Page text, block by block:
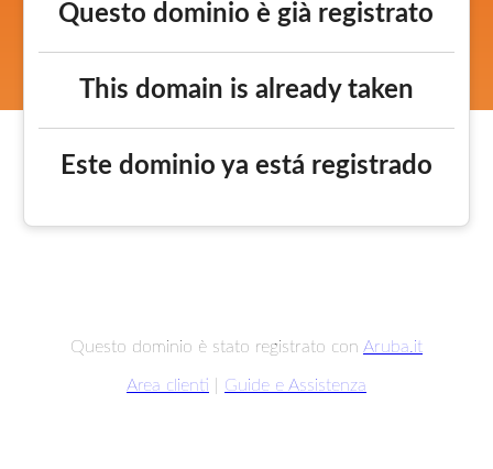
Questo dominio è già registrato
This domain is already taken
Este dominio ya está registrado
Questo dominio è stato registrato con Aruba.it
Area clienti Guide e Assistenza